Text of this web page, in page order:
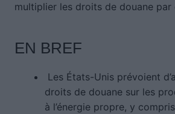
multiplier les droits de douane par
EN BREF
Les États-Unis prévoient
droits de douane sur les
à l’énergie propre, y